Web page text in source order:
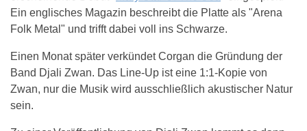
Ein englisches Magazin beschreibt die Platte als "Arena
Folk Metal" und trifft dabei voll ins Schwarze.
Einen Monat später verkündet Corgan die Gründung der
Band Djali Zwan. Das Line-Up ist eine 1:1-Kopie von
Zwan, nur die Musik wird ausschließlich akustischer Natur
sein.